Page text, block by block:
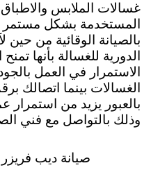
غسالات الملابس والاطباق
المستخدمة بشكل مستمر
بالصيانة الوقائية من
الدورية للغسالة بأنها
الاستمرار في العمل
الغسالات بينما اتصالك
بالعبور يزيد من
وذلك بالتواصل مع فني
صيانة ديب فريزر